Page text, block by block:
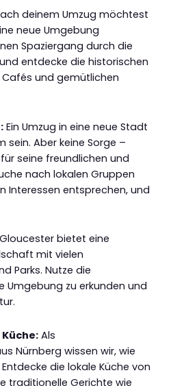
deinem Umzug möchtest
neue Umgebung
Spaziergang durch die
entdecke die historischen
und gemütlichen
Ein Umzug in eine neue Stadt
Aber keine Sorge –
seine freundlichen und
nach lokalen Gruppen
Interessen entsprechen, und
Gloucester bietet eine
mit vielen
Parks. Nutze die
Umgebung zu erkunden und
Als
Nürnberg wissen wir, wie
die lokale Küche von
traditionelle Gerichte wie